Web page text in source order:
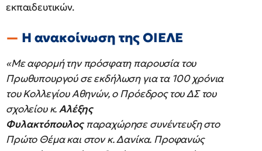
εκπαιδευτικών.
Η ανακοίνωση της ΟΙΕΛΕ
«Με αφορμή την πρόσφατη παρουσία του
Πρωθυπουργού σε εκδήλωση για τα 100 χρόνια
του Κολλεγίου Αθηνών, ο Πρόεδρος του ΔΣ του
σχολείου κ.Αλέξης
Φυλακτόπουλοςπαραχώρησε συνέντευξη στο
Πρώτο Θέμα και στον κ. Δανίκα. Προφανώς